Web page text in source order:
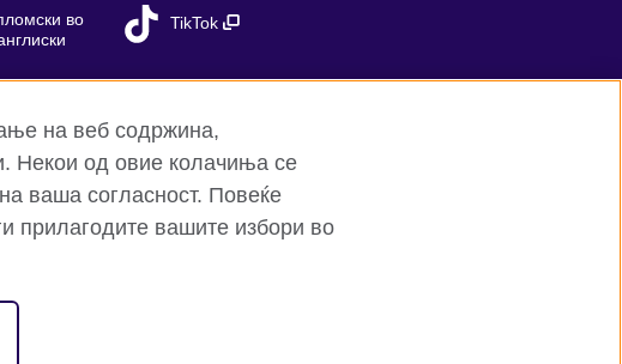
во
TikTok
на веб содржина,
Некои од овие колачиња се
ваша согласност. Повеќе
прилагодите вашите избори во